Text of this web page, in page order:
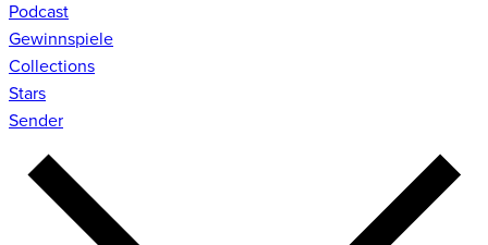
Podcast
Gewinnspiele
Collections
Stars
Sender